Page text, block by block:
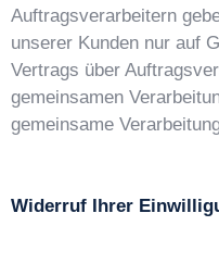
Auftragsverarbeitern
unserer Kunden nur auf
Vertrags über
gemeinsamen
gemeinsame
Widerruf Ihrer